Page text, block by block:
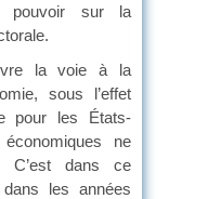
pouvoir sur la
la voie à la
sous l’effet
pour les États-
ne
C’est dans ce
les années